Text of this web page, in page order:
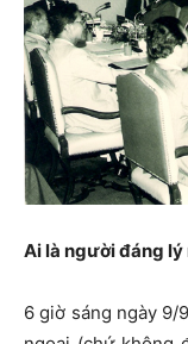
Ai là người đáng lý
6 giờ sáng ngày 9/